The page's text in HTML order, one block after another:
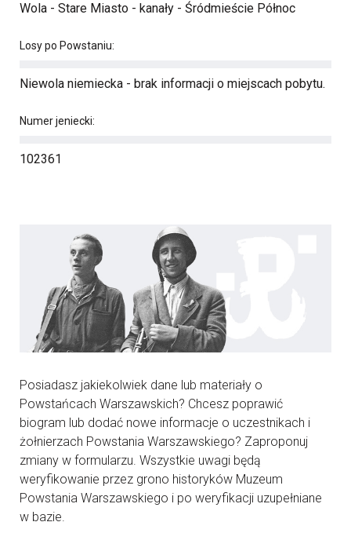
Wola - Stare Miasto - kanały - Śródmieście Północ
Losy po Powstaniu:
Niewola niemiecka - brak informacji o miejscach pobytu.
Numer jeniecki:
102361
Posiadasz jakiekolwiek dane lub materiały o
Powstańcach Warszawskich? Chcesz poprawić
biogram lub dodać nowe informacje o uczestnikach i
żołnierzach Powstania Warszawskiego? Zaproponuj
zmiany w formularzu. Wszystkie uwagi będą
weryfikowanie przez grono historyków Muzeum
Powstania Warszawskiego i po weryfikacji uzupełniane
w bazie.